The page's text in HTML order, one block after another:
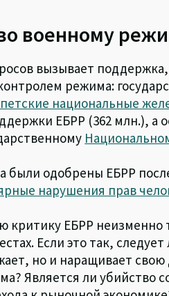
военному
вызывает
режима:
национальные
ЕБРР (362 млн.), а
были одобрены ЕБРР
нарушения прав
критику ЕБРР
Если это так,
но и наращивает
Является ли